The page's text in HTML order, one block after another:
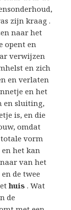
zijn kraag .
naar het
opent en
verwijzen
en zich
en verlaten
en het
en sluiting,
is, en die
omdat
vorm
het kan
van het
de twee
huis . Wat
de